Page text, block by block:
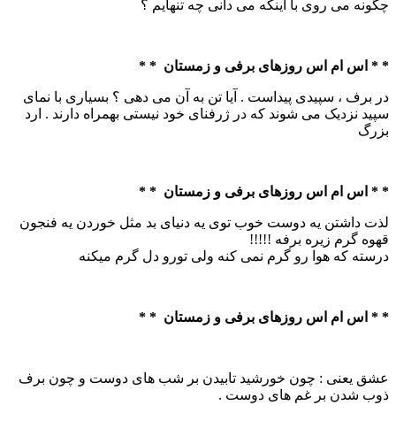
چگونه می روی با اینکه می دانی چه تنهایم ؟
* * اس ام اس روزهای برفی و زمستان * *
در برف ، سپیدی پیداست . آیا تن به آن می دهی ؟ بسیاری با نمای
سپید نزدیک می شوند که در ژرفنای خود نیستی بهمراه دارند . ارد
بزرگ
* * اس ام اس روزهای برفی و زمستان * *
لذت داشتن یه دوست خوب توی یه دنیای بد مثل خوردن یه فنجون
قهوه گرم زیره برفه !!!!!
درسته که هوا رو گرم نمی کنه ولی تورو دل گرم میکنه
* * اس ام اس روزهای برفی و زمستان * *
عشق یعنی : چون خورشید تابیدن بر شب های دوست و چون برف
ذوب شدن بر غم های دوست .